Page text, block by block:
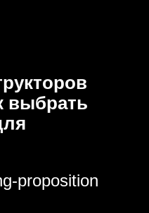
выбрать